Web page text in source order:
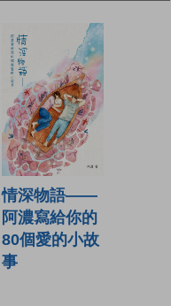
情深物語——
阿濃寫給你的
80個愛的小故
事